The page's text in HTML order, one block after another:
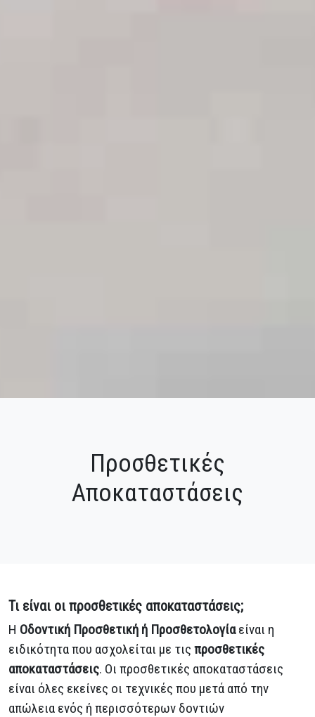
Προσθετικές
Αποκαταστάσεις
Τι είναι οι προσθετικές αποκαταστάσεις;
Η Οδοντική Προσθετική ή Προσθετολογίαείναι η
ειδικότητα που ασχολείται με τις προσθετικές
αποκαταστάσεις. Οι προσθετικές αποκαταστάσεις
είναι όλες εκείνες οι τεχνικές που μετά από την
απώλεια ενός ή περισσότερων δοντιών